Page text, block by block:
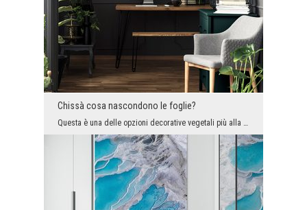
Chissà cosa nascondono le foglie?
Questa è una delle opzioni decorative vegetali più alla moda. Un po' oscura e decadente, ma è lì ...